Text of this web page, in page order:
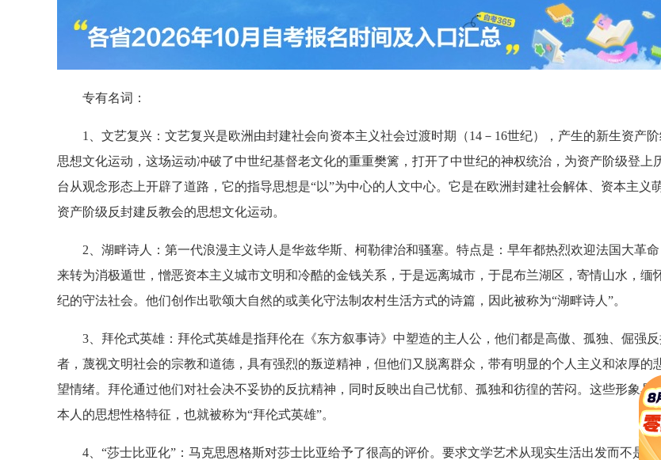
专有名词：
1、文艺复兴：文艺复兴是欧洲由封建社会向资本主义社会过渡时期（14－16世纪），产生的新生资产阶
思想文化运动，这场运动冲破了中世纪基督老文化的重重樊篱，打开了中世纪的神权统治，为资产阶级登上
台从观念形态上开辟了道路，它的指导思想是“以”为中心的人文中心。它是在欧洲封建社会解体、资本主义
资产阶级反封建反教会的思想文化运动。
2、湖畔诗人：第一代浪漫主义诗人是华兹华斯、柯勒律治和骚塞。特点是：早年都热烈欢迎法国大革
来转为消极遁世，憎恶资本主义城市文明和冷酷的金钱关系，于是远离城市，于昆布兰湖区，寄情山水，缅
纪的守法社会。他们创作出歌颂大自然的或美化守法制农村生活方式的诗篇，因此被称为“湖畔诗人”。
3、拜伦式英雄：拜伦式英雄是指拜伦在《东方叙事诗》中塑造的主人公，他们都是高傲、孤独、倔强
者，蔑视文明社会的宗教和道德，具有强烈的叛逆精神，但他们又脱离群众，带有明显的个人主义和浓厚的
望情绪。拜伦通过他们对社会决不妥协的反抗精神，同时反映出自己忧郁、孤独和彷徨的苦闷。这些形象具
本人的思想性格特征，也就被称为“拜伦式英雄”。
4、“莎士比亚化”：马克思恩格斯对莎士比亚给予了很高的评价。要求文学艺术从现实生活出发而不是从